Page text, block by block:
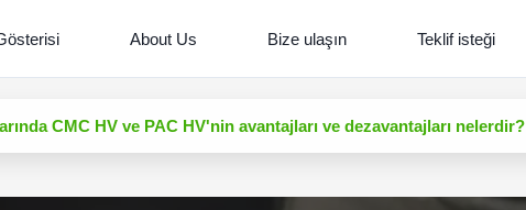
About Us Bize ulaşın Teklif isteği
CMC HV ve PAC HV'nin avantajları ve dezavantajları nelerdir?